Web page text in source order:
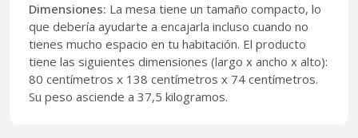
Dimensiones: La mesa tiene un tamaño compacto, lo
que debería ayudarte a encajarla incluso cuando no
tienes mucho espacio en tu habitación. El producto
tiene las siguientes dimensiones (largo x ancho x alto):
80 centímetros x 138 centímetros x 74 centímetros.
Su peso asciende a 37,5 kilogramos.